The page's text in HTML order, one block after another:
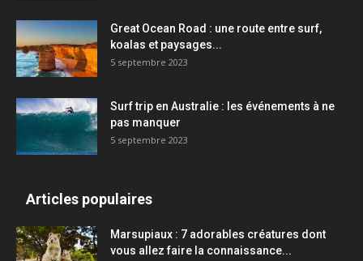
Great Ocean Road : une route entre surf,
koalas et paysages...
5 septembre 2023
Surf trip en Australie : les événements à ne
pas manquer
5 septembre 2023
Articles populaires
Marsupiaux : 7 adorables créatures dont
vous allez faire la connaissance...